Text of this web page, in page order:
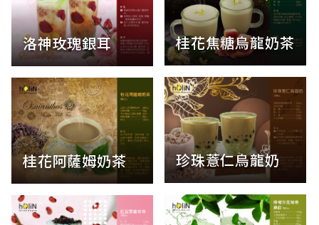
洛神玫瑰銀耳 桂花焦糖烏龍奶茶
珍珠薏仁烏龍奶
桂花阿薩姆奶茶